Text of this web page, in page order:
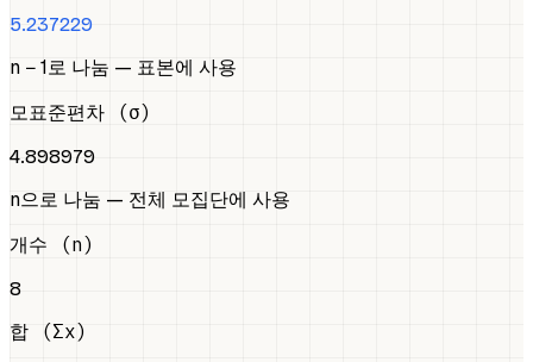
5.237229
n − 1로 나눔 — 표본에 사용
모표준편차 (σ)
4.898979
n으로 나눔 — 전체 모집단에 사용
개수 (n)
8
합 (Σx)